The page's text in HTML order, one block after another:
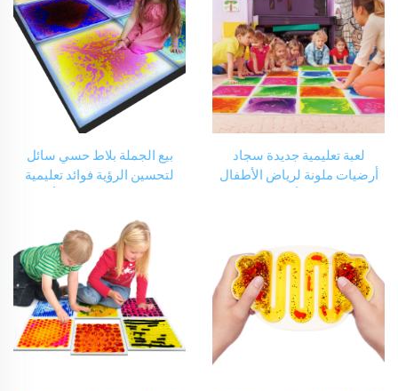
لعبة تعليمية جديدة سجاد
أرضيات ملونة لرياض الأطفال
بيع الجملة بلاط حسي سائل
لتحسين الرؤية فوائد تعليمية